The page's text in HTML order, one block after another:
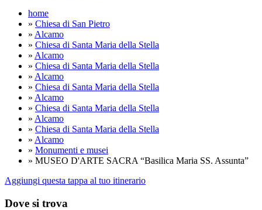
home
» Chiesa di San Pietro
» Alcamo
» Chiesa di Santa Maria della Stella
» Alcamo
» Chiesa di Santa Maria della Stella
» Alcamo
» Chiesa di Santa Maria della Stella
» Alcamo
» Chiesa di Santa Maria della Stella
» Alcamo
» Chiesa di Santa Maria della Stella
» Alcamo
» Monumenti e musei
» MUSEO D'ARTE SACRA “Basilica Maria SS. Assunta”
Aggiungi questa tappa al tuo itinerario
Dove si trova